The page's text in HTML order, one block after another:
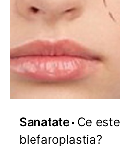
Sanatate Ce este
blefaroplastia?